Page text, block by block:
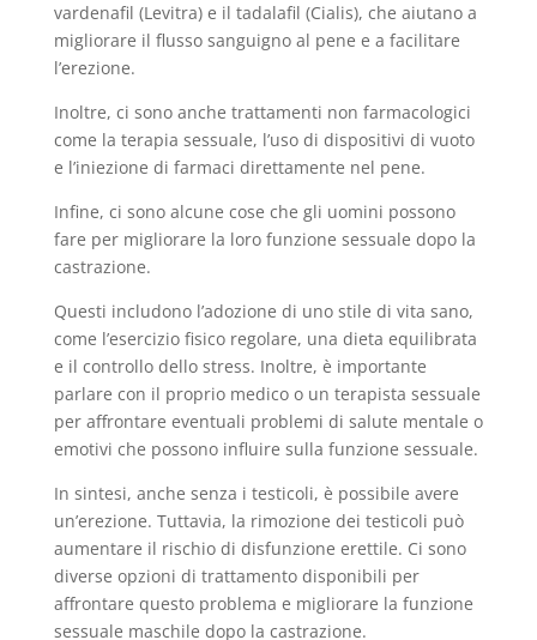
vardenafil (Levitra) e il tadalafil (Cialis), che aiutano a
migliorare il flusso sanguigno al pene e a facilitare
l’erezione.
Inoltre, ci sono anche trattamenti non farmacologici
come la terapia sessuale, l’uso di dispositivi di vuoto
e l’iniezione di farmaci direttamente nel pene.
Infine, ci sono alcune cose che gli uomini possono
fare per migliorare la loro funzione sessuale dopo la
castrazione.
Questi includono l’adozione di uno stile di vita sano,
come l’esercizio fisico regolare, una dieta equilibrata
e il controllo dello stress. Inoltre, è importante
parlare con il proprio medico o un terapista sessuale
per affrontare eventuali problemi di salute mentale o
emotivi che possono influire sulla funzione sessuale.
In sintesi, anche senza i testicoli, è possibile avere
un’erezione. Tuttavia, la rimozione dei testicoli può
aumentare il rischio di disfunzione erettile. Ci sono
diverse opzioni di trattamento disponibili per
affrontare questo problema e migliorare la funzione
sessuale maschile dopo la castrazione.